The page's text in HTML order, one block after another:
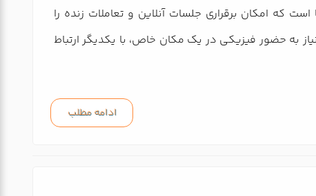
که امکان برقراری جلسات آنلاین و تعاملات زنده را
به حضور فیزیکی در یک مکان خاص، با یکدیگر ارتباط
ادامه مطلب